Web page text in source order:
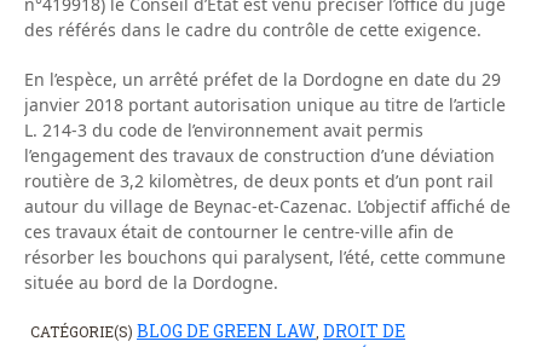
des référés dans le cadre du contrôle de cette exigence.
En l’espèce, un arrêté préfet de la Dordogne en date du 29
janvier 2018 portant autorisation unique au titre de l’article
L. 214-3 du code de l’environnement avait permis
l’engagement des travaux de construction d’une déviation
routière de 3,2 kilomètres, de deux ponts et d’un pont rail
autour du village de Beynac-et-Cazenac. L’objectif affiché de
ces travaux était de contourner le centre-ville afin de
résorber les bouchons qui paralysent, l’été, cette commune
située au bord de la Dordogne.
CATÉGORIE(S) BLOG DE GREEN LAW DROIT DE